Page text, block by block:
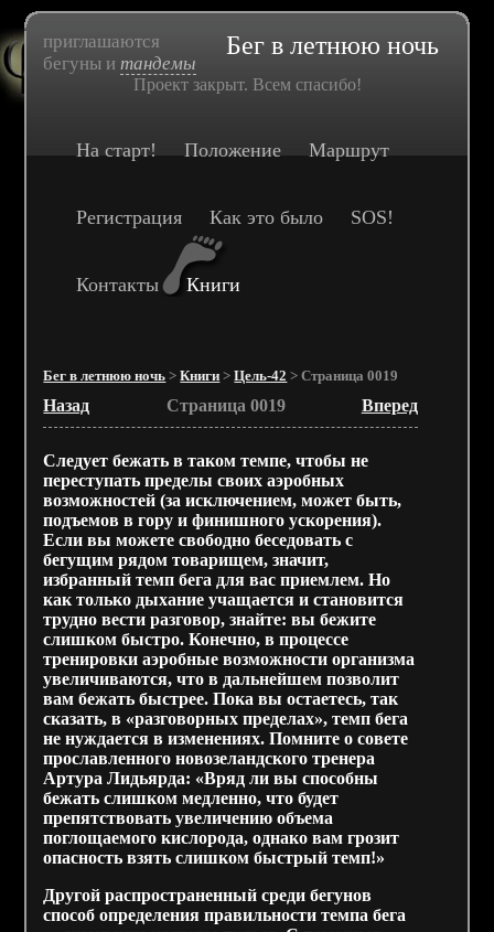
приглашаются
бегуны итандемы
Бег в летнюю ночь
Проект закрыт. Всем спасибо!
На старт! Положение Маршрут
Регистрация Как это было SOS!
Контакты Книги
Бег в летнюю ночь >Книги >Цель-42 > Страница 0019
Назад Страница 0019 Вперед
Следует бежать в таком темпе, чтобы не
переступать пределы своих аэробных
возможностей (за исключением, может быть,
подъемов в гору и финишного ускорения).
Если вы можете свободно беседовать с
бегущим рядом товарищем, значит,
избранный темп бега для вас приемлем. Но
как только дыхание учащается и становится
трудно вести разговор, знайте: вы бежите
слишком быстро. Конечно, в процессе
тренировки аэробные возможности организма
увеличиваются, что в дальнейшем позволит
вам бежать быстрее. Пока вы остаетесь, так
сказать, в «разговорных пределах», темп бега
не нуждается в изменениях. Помните о совете
прославленного новозеландского тренера
Артура Лидьярда: «Вряд ли вы способны
бежать слишком медленно, что будет
препятствовать увеличению объема
поглощаемого кислорода, однако вам грозит
опасность взять слишком быстрый темп!»
Другой распространенный среди бегунов
способ определения правильности темпа бега